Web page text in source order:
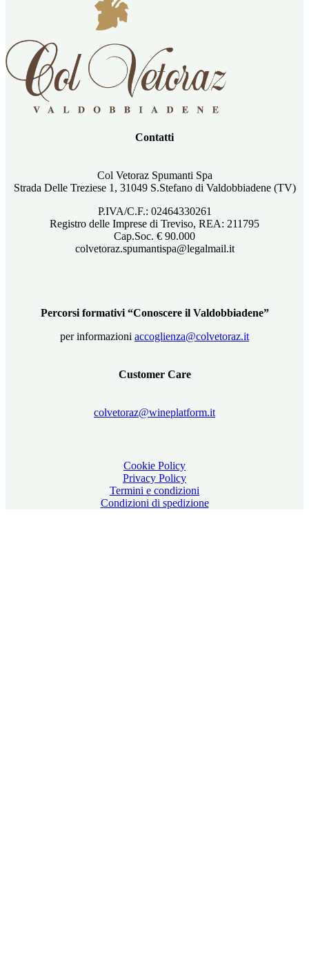
Contatti
Col Vetoraz Spumanti Spa
Strada Delle Treziese 1, 31049 S.Stefano di Valdobbiadene (TV)
P.IVA/C.F.: 02464330261
Registro delle Imprese di Treviso, REA: 211795
Cap.Soc. € 90.000
colvetoraz.spumantispa@legalmail.it
Percorsi formativi “Conoscere il Valdobbiadene”
per informazioni accoglienza@colvetoraz.it
Customer Care
colvetoraz@wineplatform.it
Cookie Policy
Privacy Policy
Termini e condizioni
Condizioni di spedizione